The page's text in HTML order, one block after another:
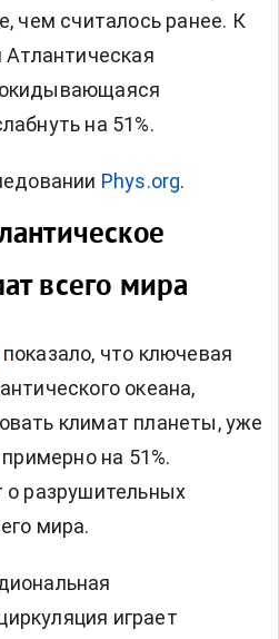
чем считалось ранее. К
Атлантическая
на 51%.
Phys.org.
всего мира
показало, что ключевая
океана,
климат планеты, уже
на 51%.
о разрушительных
мира.
играет